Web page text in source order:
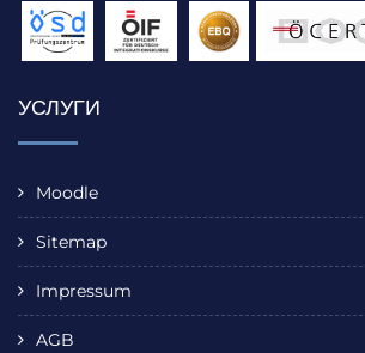
УСЛУГИ
Moodle
Sitemap
Impressum
AGB